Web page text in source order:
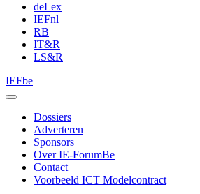
deLex
IEFnl
RB
IT&R
LS&R
IEFbe
Dossiers
Adverteren
Sponsors
Over IE-ForumBe
Contact
Voorbeeld ICT Modelcontract